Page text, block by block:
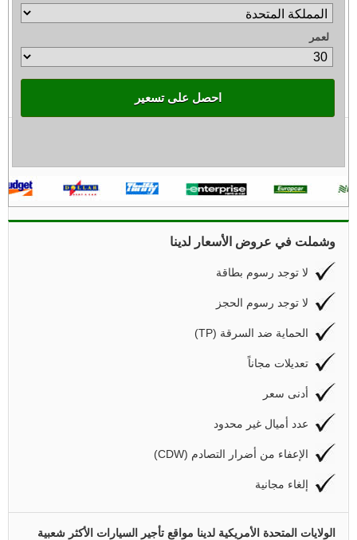
لعمر
احصل على تسعير
وشملت في عروض الأسعار لدينا
لا توجد رسوم بطاقة
لا توجد رسوم الحجز
(TP) الحماية ضد السرقة
تعديلات مجاناً
أدنى سعر
عدد أميال غير محدود
(CDW) الإعفاء من أضرار التصادم
إلغاء مجانية
الولايات المتحدة الأمريكية لدينا مواقع تأجير السيارات الأكثر شعبية